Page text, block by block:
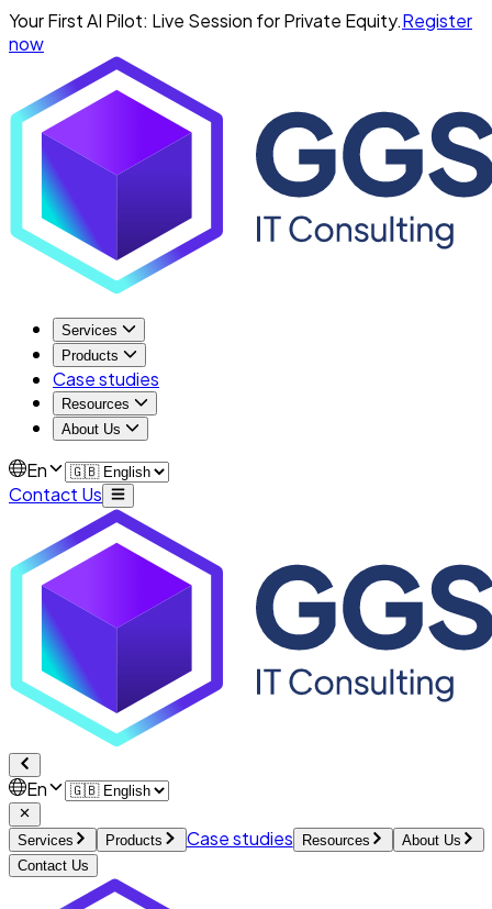
Your First AI Pilot: Live Session for Private Equity.Register
now
Services
Products
Case studies
Resources
About Us
En
Contact Us
En
Services Products Case studies Resources
About Us
Contact Us